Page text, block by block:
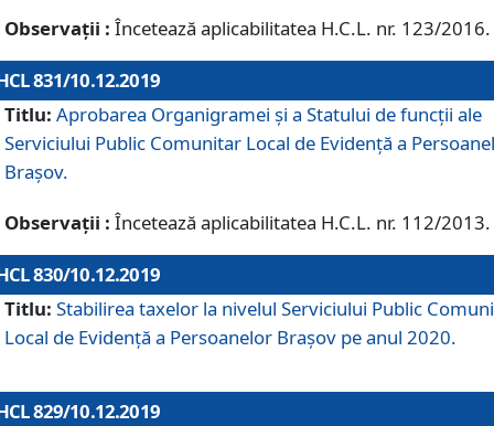
Observații : Încetează aplicabilitatea H.C.L. nr. 123/2016.
831/10.12.2019
Titlu: Aprobarea Organigramei și a Statului de funcții ale
Serviciului Public Comunitar Local de Evidență a
Brașov.
Observații : Încetează aplicabilitatea H.C.L. nr. 112/2013.
830/10.12.2019
Titlu: Stabilirea taxelor la nivelul Serviciului Public
Local de Evidenţă a Persoanelor Braşov pe anul 2020.
829/10.12.2019